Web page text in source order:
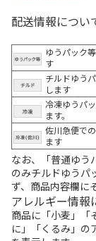
配送情報につい
ゆうパック
す
チルドゆう
します
冷凍ゆうパ
ます。
佐川急便で
ます
なお、「普通ゆう
のみチルドゆうパ
ず、商品内容欄に
アレルギー情報
商品に「小麦」「
に」「くるみ」の